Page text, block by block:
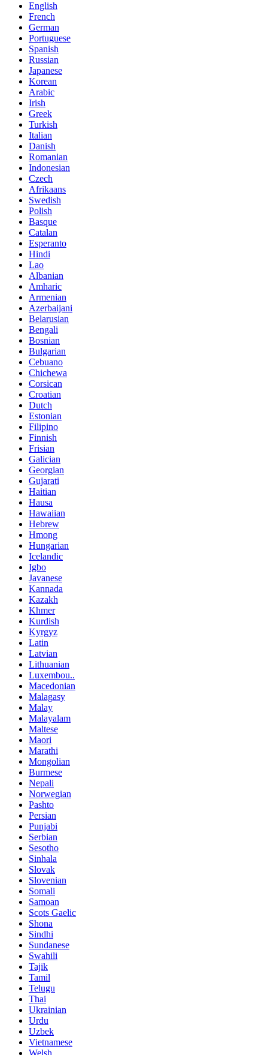
English
French
German
Portuguese
Spanish
Russian
Japanese
Korean
Arabic
Irish
Greek
Turkish
Italian
Danish
Romanian
Indonesian
Czech
Afrikaans
Swedish
Polish
Basque
Catalan
Esperanto
Hindi
Lao
Albanian
Amharic
Armenian
Azerbaijani
Belarusian
Bengali
Bosnian
Bulgarian
Cebuano
Chichewa
Corsican
Croatian
Dutch
Estonian
Filipino
Finnish
Frisian
Galician
Georgian
Gujarati
Haitian
Hausa
Hawaiian
Hebrew
Hmong
Hungarian
Icelandic
Igbo
Javanese
Kannada
Kazakh
Khmer
Kurdish
Kyrgyz
Latin
Latvian
Lithuanian
Luxembou..
Macedonian
Malagasy
Malay
Malayalam
Maltese
Maori
Marathi
Mongolian
Burmese
Nepali
Norwegian
Pashto
Persian
Punjabi
Serbian
Sesotho
Sinhala
Slovak
Slovenian
Somali
Samoan
Scots Gaelic
Shona
Sindhi
Sundanese
Swahili
Tajik
Tamil
Telugu
Thai
Ukrainian
Urdu
Uzbek
Vietnamese